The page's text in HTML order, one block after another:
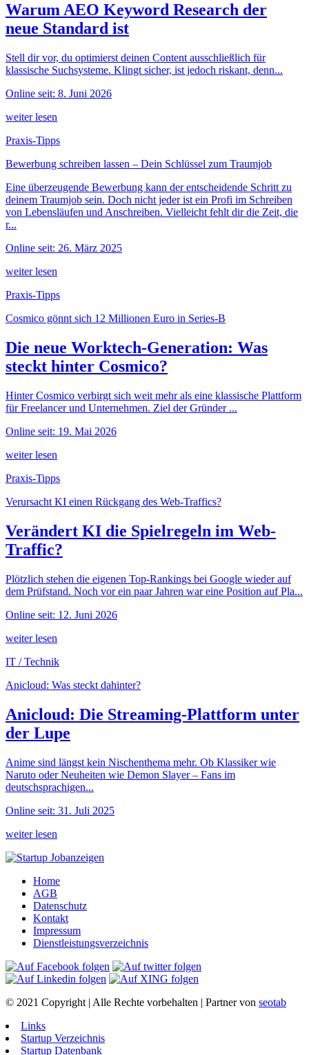
Warum AEO Keyword Research der
neue Standard ist
Stell dir vor, du optimierst deinen Content ausschließlich für
klassische Suchsysteme. Klingt sicher, ist jedoch riskant, denn...
Online seit: 8. Juni 2026
weiter lesen
Praxis-Tipps
Bewerbung schreiben lassen – Dein Schlüssel zum Traumjob
Eine überzeugende Bewerbung kann der entscheidende Schritt zu
deinem Traumjob sein. Doch nicht jeder ist ein Profi im Schreiben
von Lebensläufen und Anschreiben. Vielleicht fehlt dir die Zeit, die
r...
Online seit: 26. März 2025
weiter lesen
Praxis-Tipps
Cosmico gönnt sich 12 Millionen Euro in Series-B
Die neue Worktech-Generation: Was
steckt hinter Cosmico?
Hinter Cosmico verbirgt sich weit mehr als eine klassische Plattform
für Freelancer und Unternehmen. Ziel der Gründer ...
Online seit: 19. Mai 2026
weiter lesen
Praxis-Tipps
Verursacht KI einen Rückgang des Web-Traffics?
Verändert KI die Spielregeln im Web-
Traffic?
Plötzlich stehen die eigenen Top-Rankings bei Google wieder auf
dem Prüfstand. Noch vor ein paar Jahren war eine Position auf Pla...
Online seit: 12. Juni 2026
weiter lesen
IT / Technik
Anicloud: Was steckt dahinter?
Anicloud: Die Streaming-Plattform unter
der Lupe
Anime sind längst kein Nischenthema mehr. Ob Klassiker wie
Naruto oder Neuheiten wie Demon Slayer – Fans im
deutschsprachigen...
Online seit: 31. Juli 2025
weiter lesen
Home
AGB
Datenschutz
Kontakt
Impressum
Dienstleistungsverzeichnis
© 2021 Copyright | Alle Rechte vorbehalten | Partner von seotab
Links
Startup Verzeichnis
Startup Datenbank